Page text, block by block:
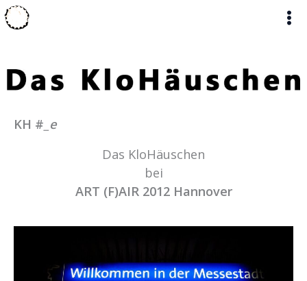
Zum
Inhalt
KH # _e
Das KloHäuschen
bei
ART (F)AIR 2012 Hannover